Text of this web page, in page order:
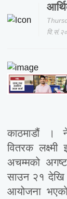
काठमाडौं ।
वितरक लक्ष्मी
अचम्मको
साउन २१ देखि
आयोजना